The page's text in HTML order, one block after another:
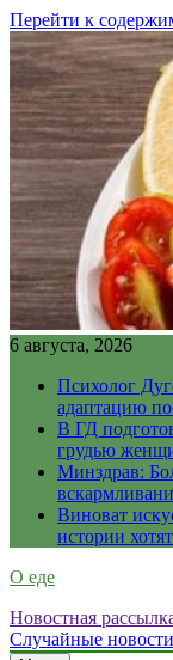
Перейти к
6 августа, 2026
Психолог
адаптацию
В ГД
грудью
Минздрав:
Виноват
истории
О еде
Новостная
Случайные новости